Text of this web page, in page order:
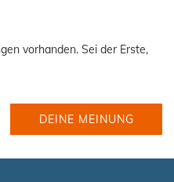
vorhanden. Sei der Erste,
DEINE MEINUNG